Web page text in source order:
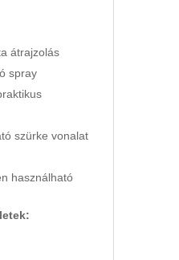
átrajzolás
spray
szürke vonalat
használható